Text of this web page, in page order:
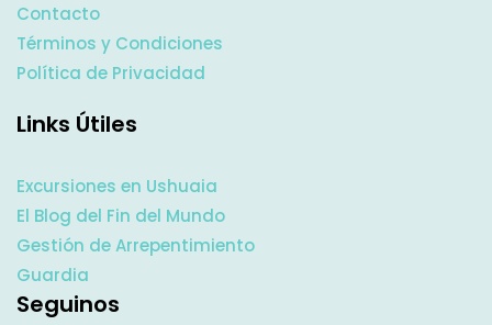
Contacto
Términos y Condiciones
Política de Privacidad
Links Útiles
Excursiones en Ushuaia
El Blog del Fin del Mundo
Gestión de Arrepentimiento
Guardia
Seguinos